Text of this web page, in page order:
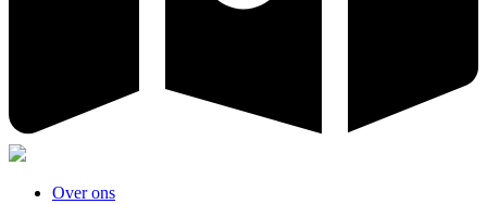
Over ons